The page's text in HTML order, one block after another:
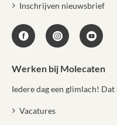
Inschrijven nieuwsbrief
Werken bij Molecaten
Iedere dag een glimlach!
Vacatures